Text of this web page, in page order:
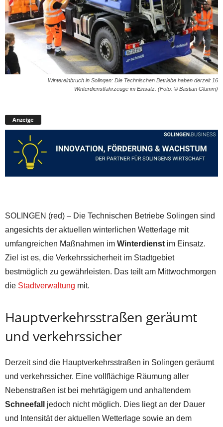
Wintereinbruch in Solingen: Die Technischen Betriebe haben derzeit 16
Winterdienstfahrzeuge im Einsatz. (Foto: © Bastian Glumm)
Anzeige
SOLINGEN (red) – Die Technischen Betriebe Solingen sind
angesichts der aktuellen winterlichen Wetterlage mit
umfangreichen Maßnahmen im Winterdienst im Einsatz.
Ziel ist es, die Verkehrssicherheit im Stadtgebiet
bestmöglich zu gewährleisten. Das teilt am Mittwochmorgen
die Stadtverwaltung mit.
Hauptverkehrsstraßen geräumt
und verkehrssicher
Derzeit sind die Hauptverkehrsstraßen in Solingen geräumt
und verkehrssicher. Eine vollflächige Räumung aller
Nebenstraßen ist bei mehrtägigem und anhaltendem
Schneefall
jedoch nicht möglich. Dies liegt an der Dauer
und Intensität der aktuellen Wetterlage sowie an dem